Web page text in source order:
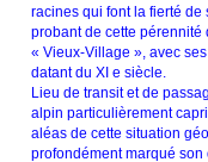
racines qui font la fierté
probant de cette pérennité
« Vieux-Village », avec
datant du XI e siècle.
Lieu de transit et de
alpin particulièrement
aléas de cette situation
profondément marqué son